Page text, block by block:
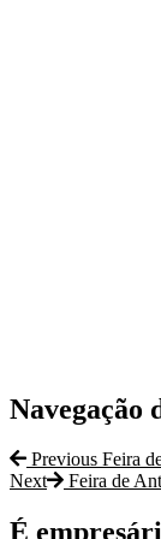
Navegação
Previous Feira
Next
Feira de
É